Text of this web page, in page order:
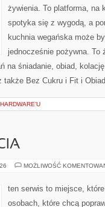
żywienia. To platforma, na
spotyka się z wygodą, a
kuchnia wegańska może
jednocześnie pożywna. To
na śniadanie, obiad,
także Bez Cukru i Fit i
MOŻLIWOŚĆ
ten serwis to miejsce,
osobach, które chcą